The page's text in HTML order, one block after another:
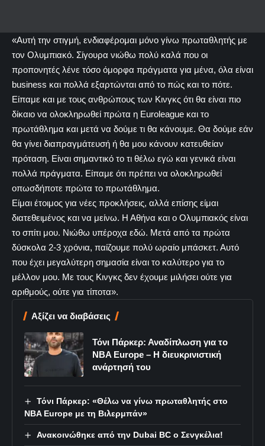
«Αυτή την στιγμή, ενδιαφέρομαι μόνο γίνω πρωταθλητής με
τον Ολυμπιακό. Σίγουρα νιώθω πολύ καλά που οι
προπονητές λένε τόσο όμορφα πράγματα για μένα, όλα είναι
business και πολλά εξαρτώνται από το πώς και το πότε.
Είπαμε και με τους ανθρώπους των Κινγκς ότι θα είναι πιο
δίκαιο να ολοκληρωθεί πρώτα η Euroleague και το
πρωτάθλημα και μετά να δούμε τι θα κάνουμε. Θα δούμε εάν
θα γίνει διαπραγμάτευσή ή θα μου κάνουν κατευθείαν
πρόταση. Είναι σημαντικό το τι θέλω εγώ και γενικά είναι
πολλά πράγματα. Είπαμε ότι πρέπει να ολοκληρωθεί
οπωσδήποτε πρώτα το πρωτάθλημα.
Είμαι έτοιμος για νέες προκλήσεις, αλλά επίσης είμαι
διατεθειμένος και να μείνω. Η Αθήνα και ο Ολυμπιακός είναι
το σπίτι μου. Νιώθω υπέροχα εδώ. Μετά από τα πρώτα
δύσκολα 2-3 χρόνια, παίζουμε πολύ ωραίο μπάσκετ. Αυτό
που έχει μεγαλύτερη σημασία είναι το καλύτερο για το
μέλλον μου. Με τους Κινγκς δεν έχουμε μιλήσει ούτε για
αριθμούς, ούτε για τίποτα».
Αξίζει να διαβάσεις
Τόνι Πάρκερ: Αναδίπλωση για το
NBA Europe – Η διευκρινιστική
ανάρτησή του
Τόνι Πάρκερ: «Θέλω να γίνω πρωταθλητής στο
NBA Europe με τη Βιλερμπάν»
Ανακοινώθηκε από την Dubai BC ο Σενγκέλια!